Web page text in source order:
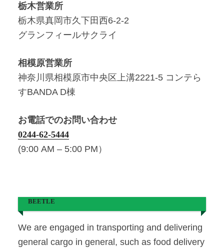
栃木営業所
栃木県真岡市久下田西6-2-2
グランフィールサクライ
相模原営業所
神奈川県相模原市中央区上溝2221-5 コンテら
すBANDA D棟
お電話でのお問い合わせ
0244-62-5444
(9:00 AM – 5:00 PM）
BEETLE
We are engaged in transporting and delivering
general cargo in general, such as food delivery